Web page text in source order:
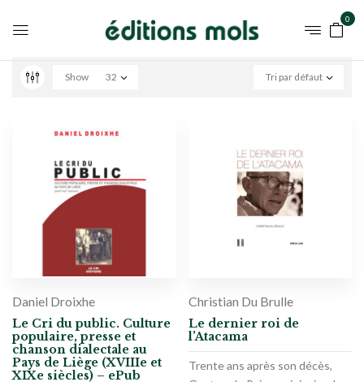
0
Tri par défaut
Show 32
Daniel Droixhe
Le Cri du public. Culture
populaire, presse et
chanson dialectale au
Pays de Liège (XVIIIe et
XIXe siècles) – ePub
Christian Du Brulle
Le dernier roi de
l’Atacama
Trente ans après son décès,